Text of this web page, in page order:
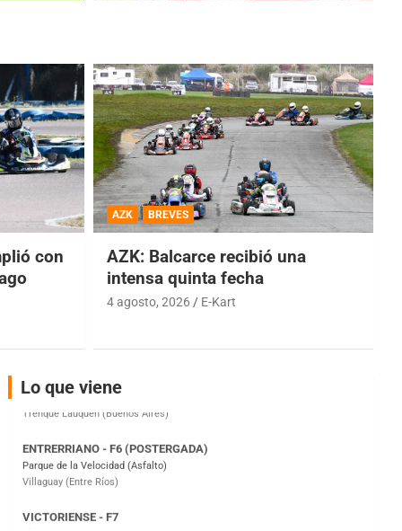
con
AZK BREVES
AZK: Balcarce recibió una
intensa quinta fecha
4 agosto, 2026 E-Kart
Lo que viene
COBERTURA ESPECIAL DE E-KART.COM.AR
IAME SERIES ARGENTINA 6
Ramiro Tot (Asfalto)
Baradero (Buenos Aires)
Parque de la Velocidad (Asfalto)
Villaguay (Entre Ríos)
El Cerro (Tierra)
Victoria (Entre Ríos)
Moto Club Reginense (Tierra)